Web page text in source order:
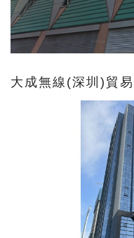
大成無線(深圳)貿